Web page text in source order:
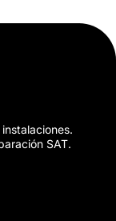
SAT.